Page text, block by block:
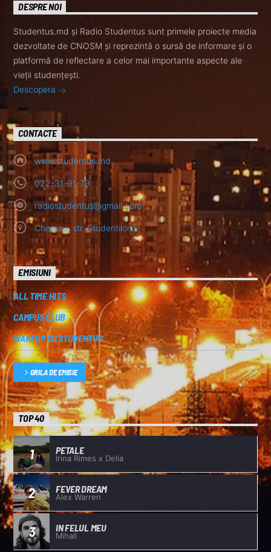
DESPRE NOI
Studentus.md și Radio Studentus sunt primele proiecte media
dezvoltate de CNOSM și reprezintă o sursă de informare și o
platformă de reflectare a celor mai importante aspecte ale
vieții studențești.
Descopera
CONTACTE
www.studentus.md
022-31-91-79
radiostudentus@gmail.com
Chisinau, str. Studentilor 5
EMISIUNI
ALL TIME HITS
CAMPUS CLUB
WAKEUP CU STUDENTUS
GRILA DE EMISIE
TOP 40
1 PETALE
Irina Rimes x Delia
2 FEVER DREAM
Alex Warren
3 IN FELUL MEU
Mihail